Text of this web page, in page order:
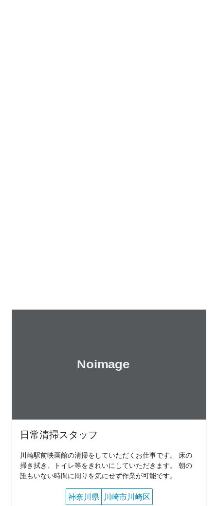
日常清掃スタッフ
川崎駅前映画館の清掃をしていただくお仕事です。 床の
掃き拭き、トイレ等をきれいにしていただきます。 朝の
誰もいない時間に周りを気にせず作業が可能です。
神奈川県 川崎市川崎区